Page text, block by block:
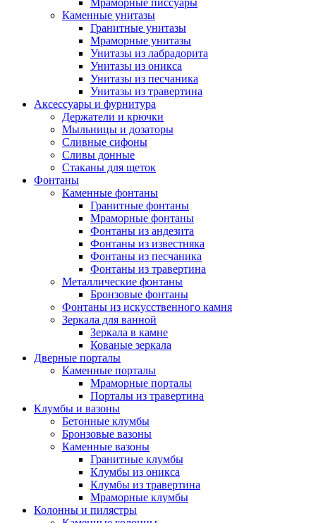
Мраморные писсуары
Каменные унитазы
Гранитные унитазы
Мраморные унитазы
Унитазы из лабрадорита
Унитазы из оникса
Унитазы из песчаника
Унитазы из травертина
Аксессуары и фурнитура
Держатели и крючки
Мыльницы и дозаторы
Сливные сифоны
Сливы донные
Стаканы для щеток
Фонтаны
Каменные фонтаны
Гранитные фонтаны
Мраморные фонтаны
Фонтаны из андезита
Фонтаны из известняка
Фонтаны из песчаника
Фонтаны из травертина
Металлические фонтаны
Бронзовые фонтаны
Фонтаны из искусственного камня
Зеркала для ванной
Зеркала в камне
Кованые зеркала
Дверные порталы
Каменные порталы
Мраморные порталы
Порталы из травертина
Клумбы и вазоны
Бетонные клумбы
Бронзовые вазоны
Каменные вазоны
Гранитные клумбы
Клумбы из оникса
Клумбы из травертина
Мраморные клумбы
Колонны и пилястры